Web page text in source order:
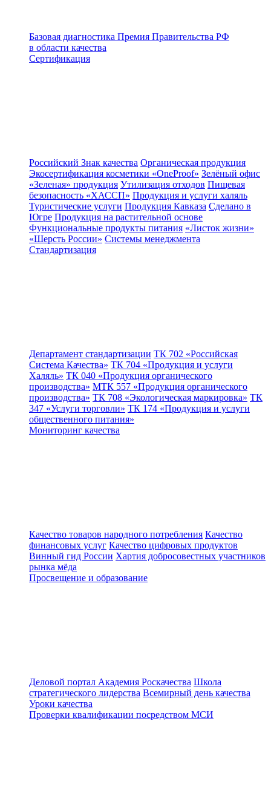
Базовая диагностика Премия Правительства РФ
в области качества
Сертификация
Российский Знак качества Органическая продукция
Экосертификация косметики «OneProof» Зелёный офис
«Зеленая» продукция Утилизация отходов Пищевая
безопасность «ХАССП» Продукция и услуги халяль
Туристические услуги Продукция Кавказа Сделано в
Югре Продукция на растительной основе
Функциональные продукты питания «Листок жизни»
«Шерсть России» Системы менеджмента
Стандартизация
Департамент стандартизации ТК 702 «Российская
Система Качества» ТК 704 «Продукция и услуги
Халяль» ТК 040 «Продукция органического
производства» МТК 557 «Продукция органического
производства» ТК 708 «Экологическая маркировка» ТК
347 «Услуги торговли» ТК 174 «Продукция и услуги
общественного питания»
Мониторинг качества
Качество товаров народного потребления Качество
финансовых услуг Качество цифровых продуктов
Винный гид России Хартия добросовестных участников
рынка мёда
Просвещение и образование
Деловой портал Академия Роскачества Школа
стратегического лидерства Всемирный день качества
Уроки качества
Проверки квалификации посредством МСИ